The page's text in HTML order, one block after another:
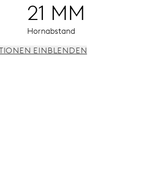
21 MM
Hornabstand
EINBLENDEN